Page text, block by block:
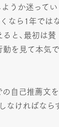
うか迷ってい
なら1年では
と、最初は賛
動を見て本気で
自己推薦文を
ければな